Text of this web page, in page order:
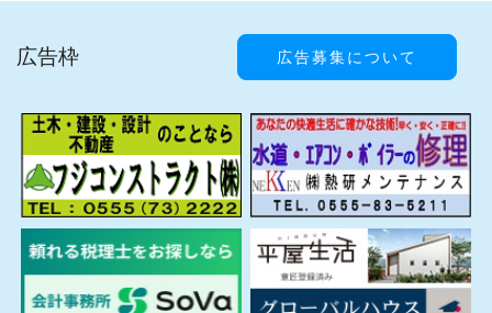
広告枠 広告募集について